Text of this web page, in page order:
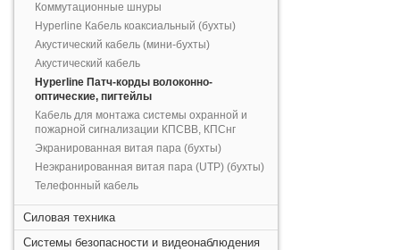
Коммутационные шнуры
Hyperline Кабель коаксиальный (бухты)
Акустический кабель (мини-бухты)
Акустический кабель
Hyperline Патч-корды волоконно-
оптические, пигтейлы
Кабель для монтажа системы охранной и
пожарной сигнализации КПСВВ, КПСнг
Экранированная витая пара (бухты)
Неэкранированная витая пара (UTP) (бухты)
Телефонный кабель
Силовая техника
Системы безопасности и видеонаблюдения